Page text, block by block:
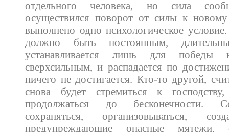
отдельного человека, но сила
осуществился поворот от силы к
выполнено одно психологическое
должно быть постоянным,
устанавливается лишь для победы
сверхсильным, и распадается по
ничего не достигается. Кто-то другой,
снова будет стремиться к
продолжаться до бесконечности.
сохраняться, организовываться,
предупреждающие опасные мятежи,